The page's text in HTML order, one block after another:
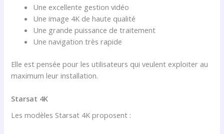
Une excellente gestion vidéo
Une image 4K de haute qualité
Une grande puissance de traitement
Une navigation très rapide
Elle est pensée pour les utilisateurs qui veulent exploiter au
maximum leur installation.
Starsat 4K
Les modèles Starsat 4K proposent :